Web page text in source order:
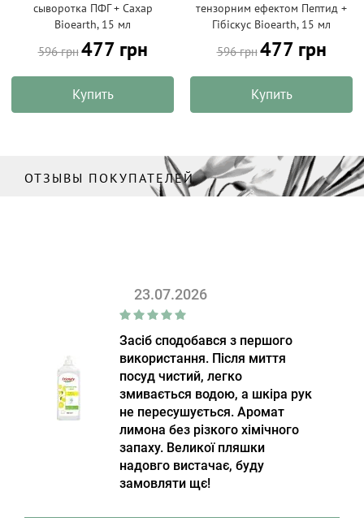
сыворотка ПФГ + Сахар
Bioearth, 15 мл
596 грн477 грн
Купить
тензорним ефектом Пептид +
Гібіскус Bioearth, 15 мл
596 грн477 грн
Купить
ОТЗЫВЫ ПОКУПАТЕЛЕЙ
23.07.2026
Засіб сподобався з першого
використання. Після миття
посуд чистий, легко
змивається водою, а шкіра рук
не пересушується. Аромат
лимона без різкого хімічного
запаху. Великої пляшки
надовго вистачає, буду
замовляти щє!